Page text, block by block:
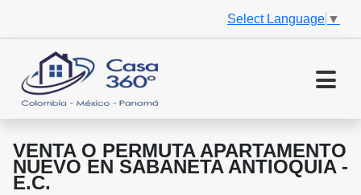
Select Language ▼
VENTA O PERMUTA APARTAMENTO
NUEVO EN SABANETA ANTIOQUIA -
E.C.